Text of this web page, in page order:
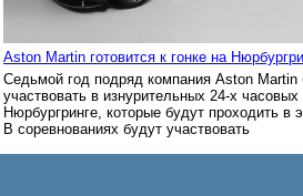
Aston Martin готовится к гонке на
Седьмой год подряд компания Aston Martin
участвовать в изнурительных 24-х часовых
Нюрбургринге, которые будут проходить в
В соревнованиях будут участвовать